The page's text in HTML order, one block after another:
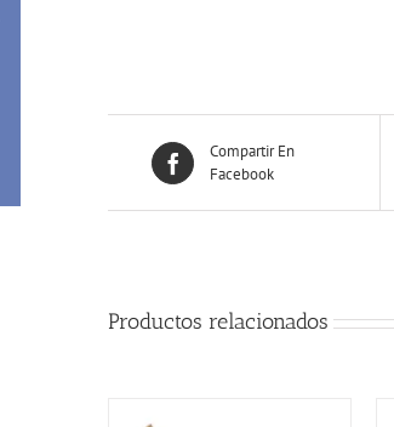
Compartir En
Facebook
Productos relacionados